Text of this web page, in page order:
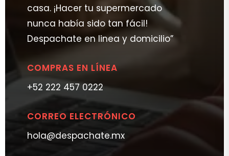
casa. ¡Hacer tu supermercado
nunca había sido tan fácil!
Despachate en linea y domicilio”
COMPRAS EN LÍNEA
+52 222 457 0222
CORREO ELECTRÓNICO
hola@despachate.mx